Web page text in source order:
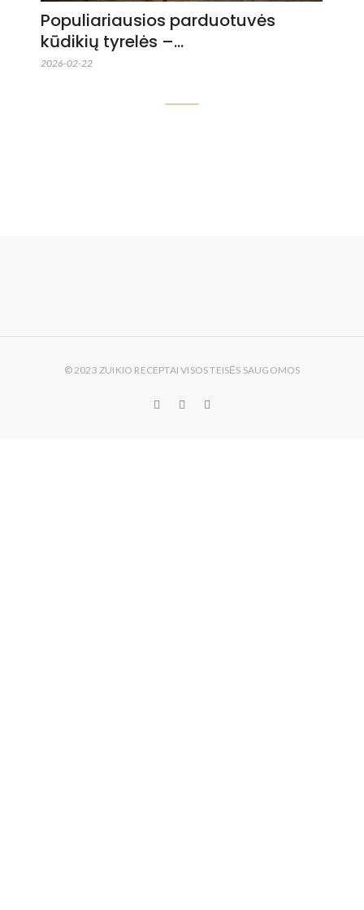
Populiariausios parduotuvės
kūdikių tyrelės –…
2026-02-22
© 2023 ZUIKIO RECEPTAI VISOS TEISĖS SAUGOMOS